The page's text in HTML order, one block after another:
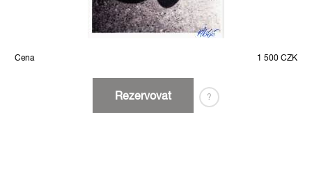
Cena 1 500 CZK
Rezervovat ?